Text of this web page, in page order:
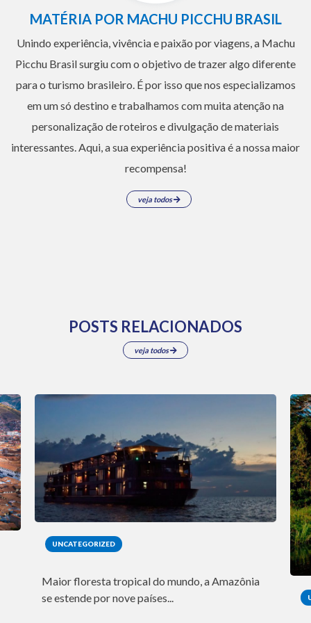
MATÉRIA POR MACHU PICCHU BRASIL
Unindo experiência, vivência e paixão por viagens, a Machu
Picchu Brasil surgiu com o objetivo de trazer algo diferente
para o turismo brasileiro. É por isso que nos especializamos
em um só destino e trabalhamos com muita atenção na
personalização de roteiros e divulgação de materiais
interessantes. Aqui, a sua experiência positiva é a nossa maior
recompensa!
veja todos
POSTS RELACIONADOS
veja todos
UNCATEGORIZED
Maior floresta tropical do mundo, a Amazônia
se estende por nove países...